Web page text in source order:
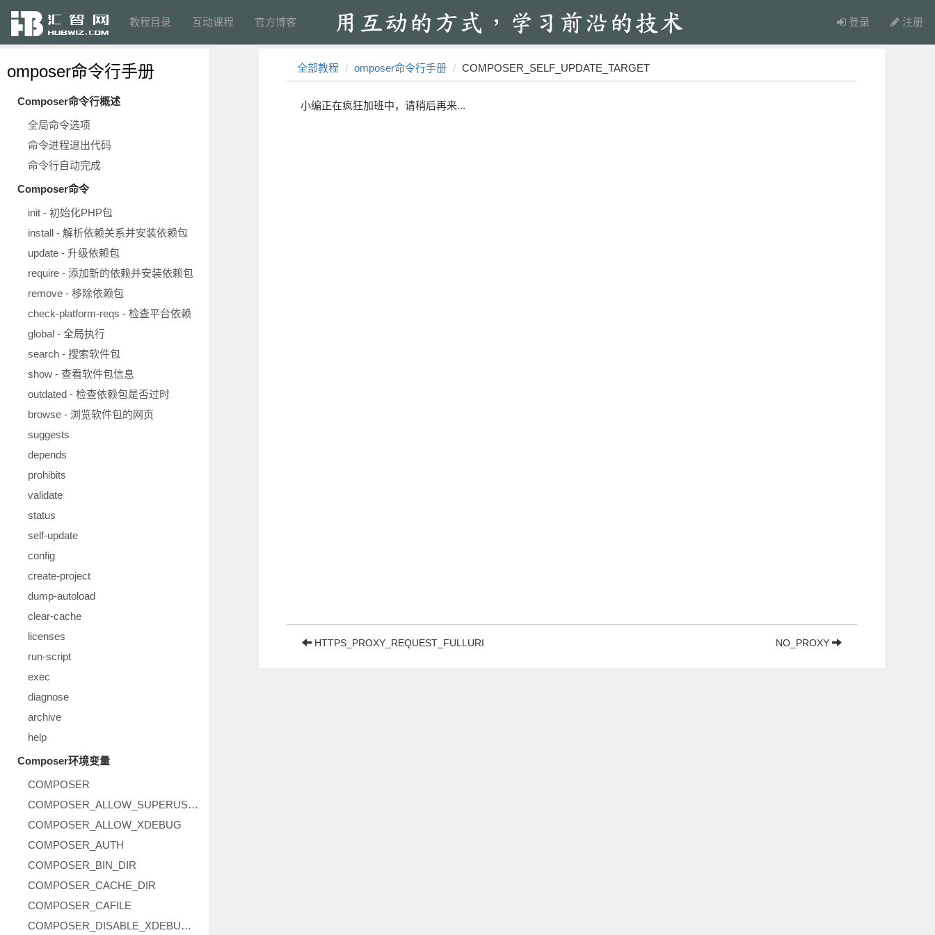
教程目录 互动课程 官方博客 登录 注册
omposer命令行手册
Composer命令行概述
全局命令选项
命令进程退出代码
命令行自动完成
Composer命令
init - 初始化PHP包
install - 解析依赖关系并安装依赖包
update - 升级依赖包
require - 添加新的依赖并安装依赖包
remove - 移除依赖包
check-platform-reqs - 检查平台依赖
global - 全局执行
search - 搜索软件包
show - 查看软件包信息
outdated - 检查依赖包是否过时
browse - 浏览软件包的网页
suggests
depends
prohibits
validate
status
self-update
config
create-project
dump-autoload
clear-cache
licenses
run-script
exec
diagnose
archive
help
Composer环境变量
COMPOSER
COMPOSER_ALLOW_SUPERUSER
COMPOSER_ALLOW_XDEBUG
COMPOSER_AUTH
COMPOSER_BIN_DIR
COMPOSER_CACHE_DIR
COMPOSER_CAFILE
COMPOSER_DISABLE_XDEBUG_WARN
全部教程 omposer命令行手册 COMPOSER_SELF_UPDATE_TARGET
小编正在疯狂加班中，请稍后再来...
HTTPS_PROXY_REQUEST_FULLURI NO_PROXY